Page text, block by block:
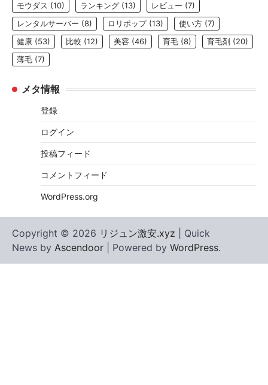
モウダス (10) ランキング (13) レビュー (7)
レンタルサーバー (8) ロリポップ(13) 使い方 (7)
健康 (53) 比較 (12) 美容 (46) 育毛 (8) 育毛剤 (20)
薄毛 (7)
メタ情報
登録
ログイン
投稿フィード
コメントフィード
WordPress.org
Copyright © 2026 リジュン激安.xyz | Quick
News by Ascendoor | Powered by WordPress.